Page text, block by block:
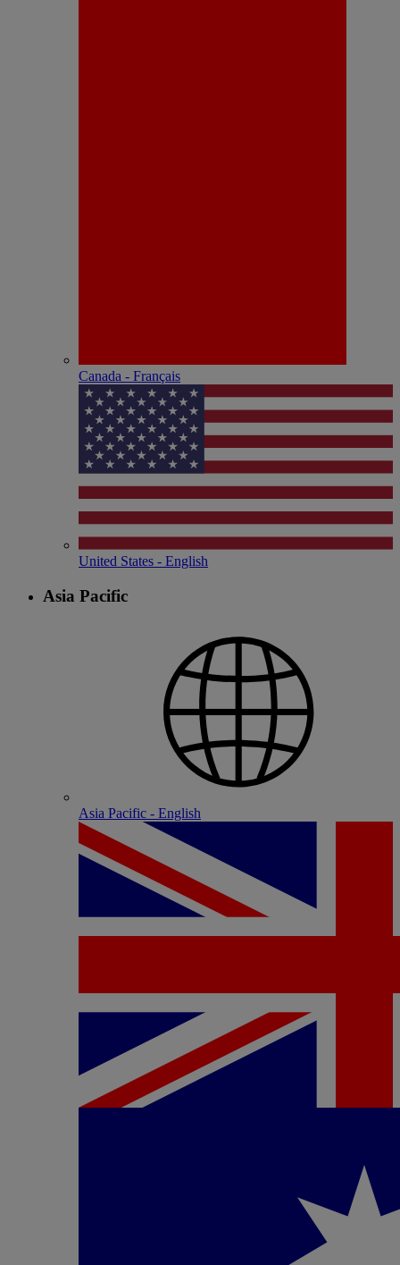
Canada - Français
United States - English
Asia Pacific
Asia Pacific - English